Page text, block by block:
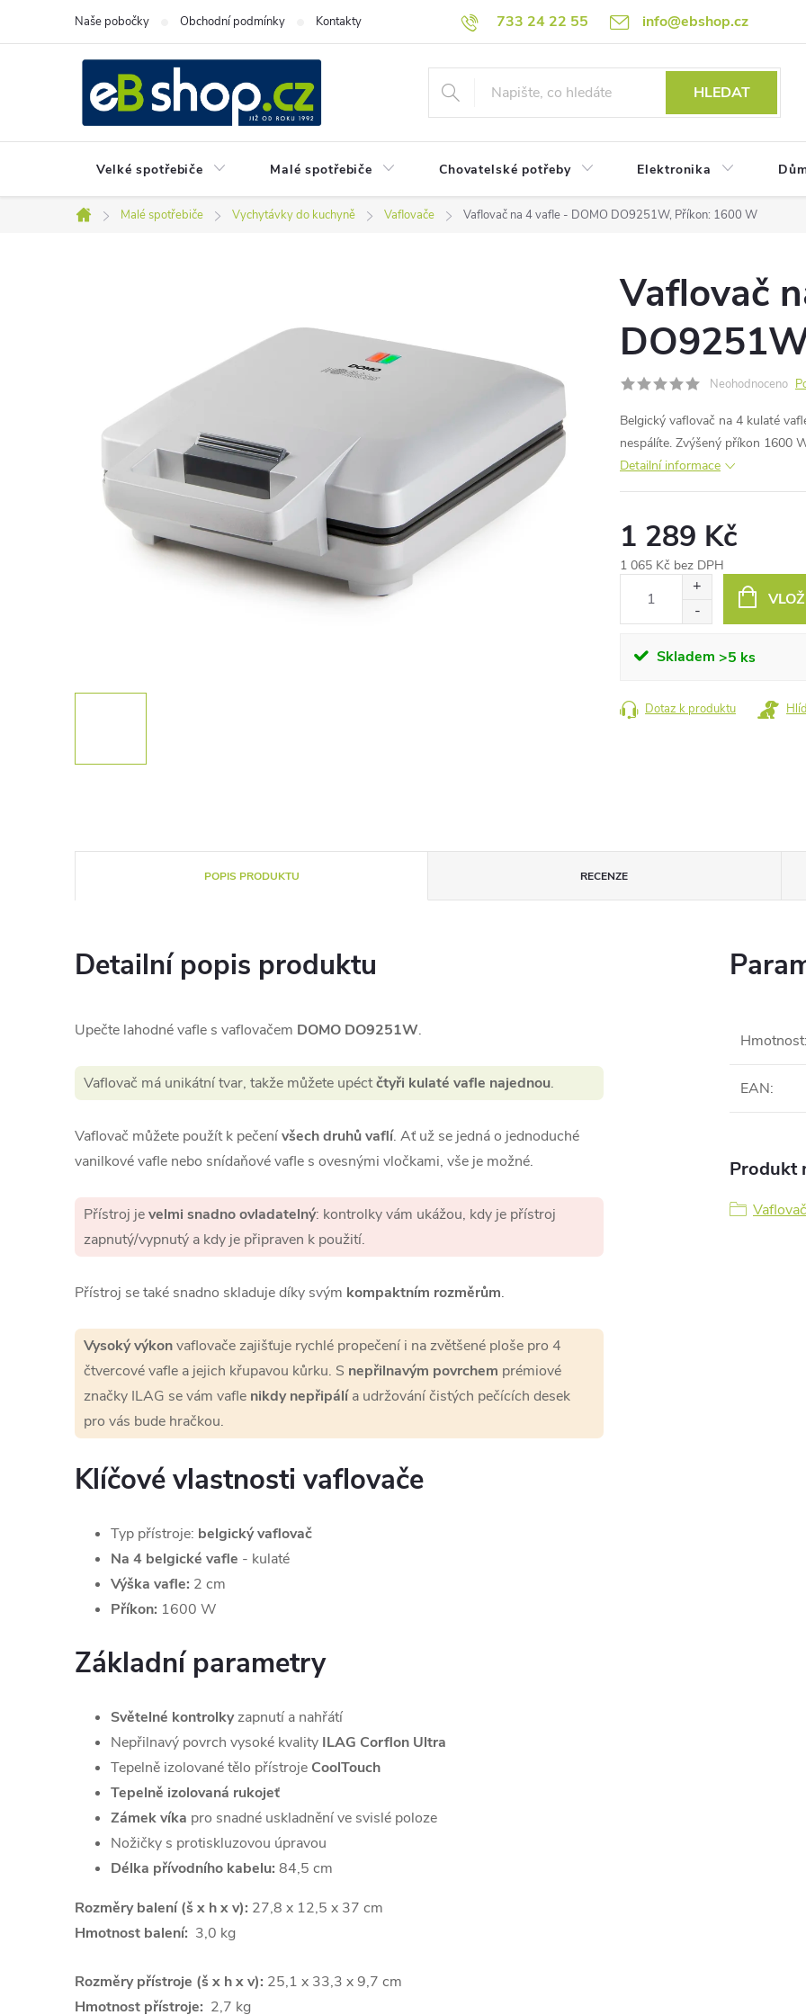
733 24 22 55 info@ebshop.cz
Naše pobočky Obchodní podmínky Kontakty
HLEDAT
Velké spotřebiče Malé spotřebiče Chovatelské potřeby Elektronika
Domů
Malé spotřebiče Vychytávky do kuchyně Vaflovače Vaflovač na 4 vafle - DOMO DO9251W, Příkon: 1600 W
Vaflovač
Neohodnoceno
Belgický vaflovač na 4 kulaté
nespálíte. Zvýšený příkon 1600
Detailní informace
Skladem >5 ks
1 289 Kč
1 065 Kč bez DPH
Dotaz k produktu
POPIS PRODUKTU RECENZE
Detailní popis produktu
Upečte lahodné vafle s vaflovačem DOMO DO9251W.
Vaflovač má unikátní tvar, takže můžete upéctčtyři kulaté vafle najednou.
Vaflovač můžete použít k pečenívšech druhů vaflí. Ať už se jedná o jednoduché
vanilkové vafle nebo snídaňové vafle s ovesnými vločkami, vše je možné.
Přístroj jevelmi snadno ovladatelný: kontrolky vám ukážou, kdy je přístroj
zapnutý/vypnutý a kdy je připraven k použití.
Přístroj se také snadno skladuje díky svým kompaktním rozměrům.
Vysoký výkonvaflovače zajišťuje rychlé propečení i na zvětšené ploše pro 4
čtvercové vafle a jejich křupavou kůrku. S nepřilnavým povrchem prémiové
značky ILAG se vám vafle nikdy nepřipálía udržování čistých pečících desek
pro vás bude hračkou.
Klíčové vlastnosti vaflovače
Typ přístroje: belgický vaflovač
Na 4 belgické vafle - kulaté
Výška vafle: 2 cm
Příkon: 1600 W
Základní parametry
Světelné kontrolkyzapnutí a nahřátí
Nepřilnavý povrch vysoké kvality ILAG Corflon Ultra
Tepelně izolované tělo přístroje CoolTouch
Tepelně izolovaná rukojeť
Zámek víka pro snadné uskladnění ve svislé poloze
Nožičky s protiskluzovou úpravou
Délka přívodního kabelu: 84,5 cm
Rozměry balení (š x h x v): 27,8 x 12,5 x 37 cm
Hmotnost balení: 3,0 kg
Rozměry přístroje (š x h x v): 25,1 x 33,3 x 9,7 cm
Hmotnost přístroje: 2,7 kg
Hmotnost
EAN:
Produkt